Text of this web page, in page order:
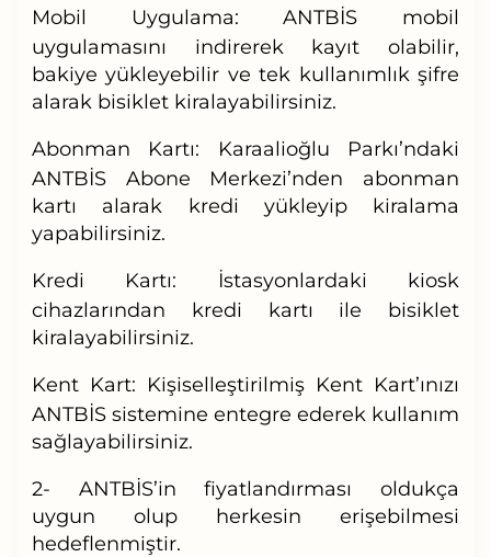
Mobil Uygulama: ANTBİS mobil
uygulamasını indirerek kayıt olabilir,
bakiye yükleyebilir ve tek kullanımlık şifre
alarak bisiklet kiralayabilirsiniz.
Abonman Kartı: Karaalioğlu Parkı’ndaki
ANTBİS Abone Merkezi’nden abonman
kartı alarak kredi yükleyip kiralama
yapabilirsiniz.
Kredi Kartı: İstasyonlardaki kiosk
cihazlarından kredi kartı ile bisiklet
kiralayabilirsiniz.
Kent Kart: Kişiselleştirilmiş Kent Kart’ınızı
ANTBİS sistemine entegre ederek kullanım
sağlayabilirsiniz.
2- ANTBİS’in fiyatlandırması oldukça
uygun olup herkesin erişebilmesi
hedeflenmiştir.